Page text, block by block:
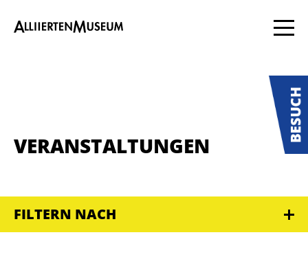
VERANSTALTUNGEN
FILTERN NACH